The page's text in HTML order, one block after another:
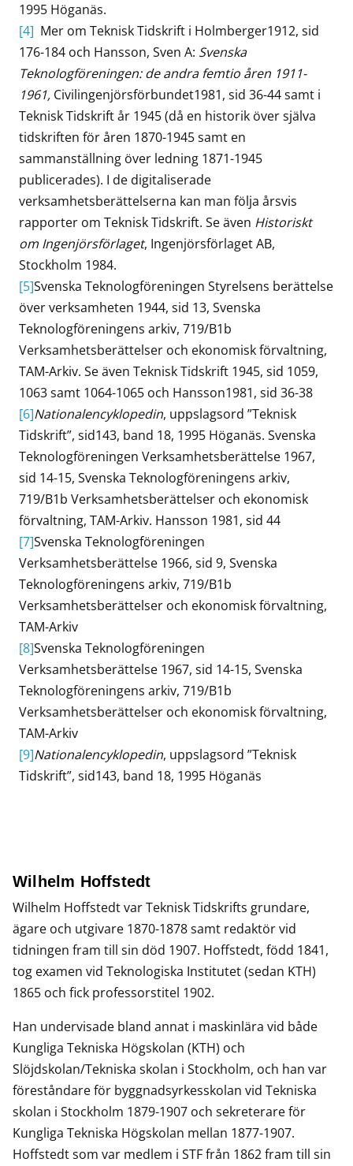
Wilhelm Hoffstedt
Wilhelm Hoffstedt var Teknisk Tidskrifts grundare,
ägare och utgivare 1870-1878 samt redaktör vid
tidningen fram till sin död 1907. Hoffstedt, född 1841,
tog examen vid Teknologiska Institutet (sedan KTH)
1865 och fick professorstitel 1902.
Han undervisade bland annat i maskinlära vid både
Kungliga Tekniska Högskolan (KTH) och
Slöjdskolan/Tekniska skolan i Stockholm, och han var
föreståndare för byggnadsyrkesskolan vid Tekniska
skolan i Stockholm 1879-1907 och sekreterare för
Kungliga Tekniska Högskolan mellan 1877-1907.
Hoffstedt som var medlem i STF från 1862 fram till sin
1995 Höganäs.
[4] Mer om Teknisk Tidskrift i Holmberger1912, sid
176-184 och Hansson, Sven A: Svenska
Teknologföreningen: de andra femtio åren 1911-
1961, Civilingenjörsförbundet1981, sid 36-44 samt i
Teknisk Tidskrift år 1945 (då en historik över själva
tidskriften för åren 1870-1945 samt en
sammanställning över ledning 1871-1945
publicerades). I de digitaliserade
verksamhetsberättelserna kan man följa årsvis
rapporter om Teknisk Tidskrift. Se även Historiskt
om Ingenjörsförlaget, Ingenjörsförlaget AB,
Stockholm 1984.
[5]Svenska Teknologföreningen Styrelsens berättelse
över verksamheten 1944, sid 13, Svenska
Teknologföreningens arkiv, 719/B1b
Verksamhetsberättelser och ekonomisk förvaltning,
TAM-Arkiv. Se även Teknisk Tidskrift 1945, sid 1059,
1063 samt 1064-1065 och Hansson1981, sid 36-38
[6]Nationalencyklopedin, uppslagsord ”Teknisk
Tidskrift”, sid143, band 18, 1995 Höganäs. Svenska
Teknologföreningen Verksamhetsberättelse 1967,
sid 14-15, Svenska Teknologföreningens arkiv,
719/B1b Verksamhetsberättelser och ekonomisk
förvaltning, TAM-Arkiv. Hansson 1981, sid 44
[7]Svenska Teknologföreningen
Verksamhetsberättelse 1966, sid 9, Svenska
Teknologföreningens arkiv, 719/B1b
Verksamhetsberättelser och ekonomisk förvaltning,
TAM-Arkiv
[8]Svenska Teknologföreningen
Verksamhetsberättelse 1967, sid 14-15, Svenska
Teknologföreningens arkiv, 719/B1b
Verksamhetsberättelser och ekonomisk förvaltning,
TAM-Arkiv
[9]Nationalencyklopedin, uppslagsord ”Teknisk
Tidskrift”, sid143, band 18, 1995 Höganäs